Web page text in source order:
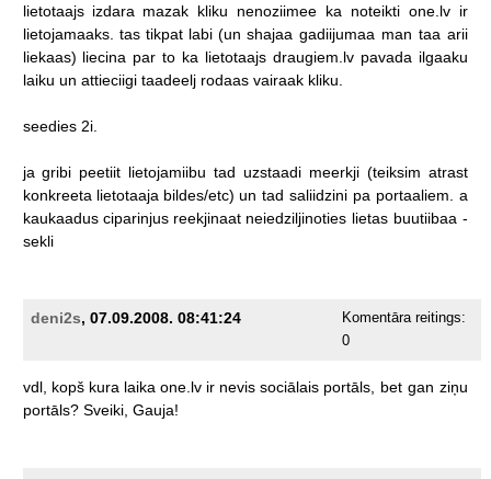
lietotaajs izdara mazak kliku nenoziimee ka noteikti one.lv ir
lietojamaaks. tas tikpat labi (un shajaa gadiijumaa man taa arii
liekaas) liecina par to ka lietotaajs draugiem.lv pavada ilgaaku
laiku un attieciigi taadeelj rodaas vairaak kliku.
seedies 2i.
ja gribi peetiit lietojamiibu tad uzstaadi meerkji (teiksim atrast
konkreeta lietotaaja bildes/etc) un tad saliidzini pa portaaliem.
a
kaukaadus ciparinjus reekjinaat neiedziljinoties lietas buutiibaa -
sekli
deni2s, 07.09.2008. 08:41:24
Komentāra reitings:
0
vdl, kopš kura laika one.lv ir nevis sociālais portāls, bet gan ziņu
portāls? Sveiki, Gauja!